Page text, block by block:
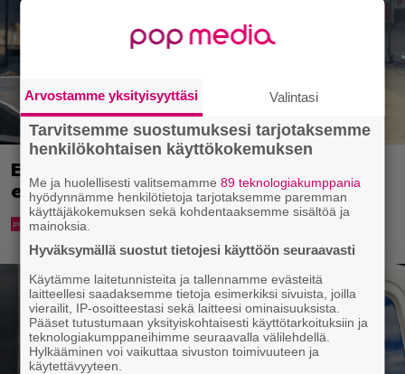
Eppu Normaalin viimeinen konsertti
esitetään Ylellä
Arvostamme yksityisyyttäsi Valintasi
Tarvitsemme suostumuksesi tarjotaksemme
henkilökohtaisen käyttökokemuksen
Me ja huolellisesti valitsemamme89 teknologiakumppania
hyödynnämme henkilötietoja tarjotaksemme paremman
käyttäjäkokemuksen sekä kohdentaaksemme sisältöä ja
mainoksia.
Hyväksymällä suostut tietojesi käyttöön seuraavasti
Käytämme laitetunnisteita ja tallennamme evästeitä
laitteellesi saadaksemme tietoja esimerkiksi sivuista, joilla
vierailit, IP-osoitteestasi sekä laitteesi ominaisuuksista.
Pääset tutustumaan yksityiskohtaisesti käyttötarkoituksiin ja
teknologiakumppaneihimme seuraavalla välilehdellä.
Hylkääminen voi vaikuttaa sivuston toimivuuteen ja
käytettävyyteen.